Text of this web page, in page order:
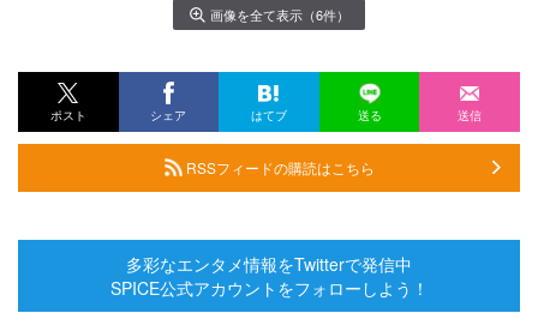
画像を全て表示（6件）
ポスト シェア はてブ 送る 送信
RSSフィードの購読はこちら
多彩なエンタメ情報をTwitterで発信中
SPICE公式アカウントをフォローしよう！